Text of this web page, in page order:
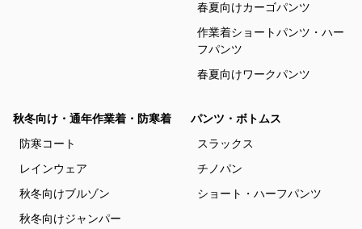
春夏向けカーゴパンツ
作業着ショートパンツ・ハー
フパンツ
春夏向けワークパンツ
秋冬向け・通年作業着・防寒着
防寒コート
レインウェア
秋冬向けブルゾン
秋冬向けジャンパー
パンツ・ボトムス
スラックス
チノパン
ショート・ハーフパンツ